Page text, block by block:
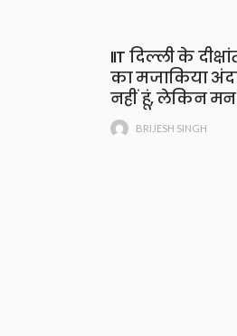
IIT दिल्ली के
का मजाकिया
नहीं हूं, लेकिन मन
BRIJESH SINGH